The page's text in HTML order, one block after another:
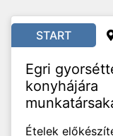
START
Egri
konyhájára
Ételek